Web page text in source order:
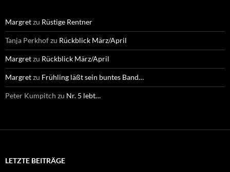
Margretzu Rüstige Rentner
Tanja Perkhofzu Rückblick März/April
Margretzu Rückblick März/April
Margretzu Frühling läßt sein buntes Band…
Peter Kumpitch zu Nr. 5 lebt…
LETZTE BEITRÄGE